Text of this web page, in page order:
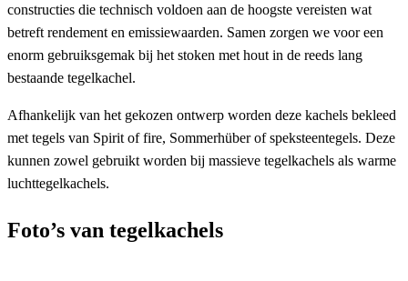
constructies die technisch voldoen aan de hoogste vereisten wat
betreft rendement en emissiewaarden. Samen zorgen we voor een
enorm gebruiksgemak bij het stoken met hout in de reeds lang
bestaande tegelkachel.
Afhankelijk van het gekozen ontwerp worden deze kachels bekleed
met tegels van Spirit of fire, Sommerhüber of speksteentegels. Deze
kunnen zowel gebruikt worden bij massieve tegelkachels als warme
luchttegelkachels.
Foto’s van tegelkachels